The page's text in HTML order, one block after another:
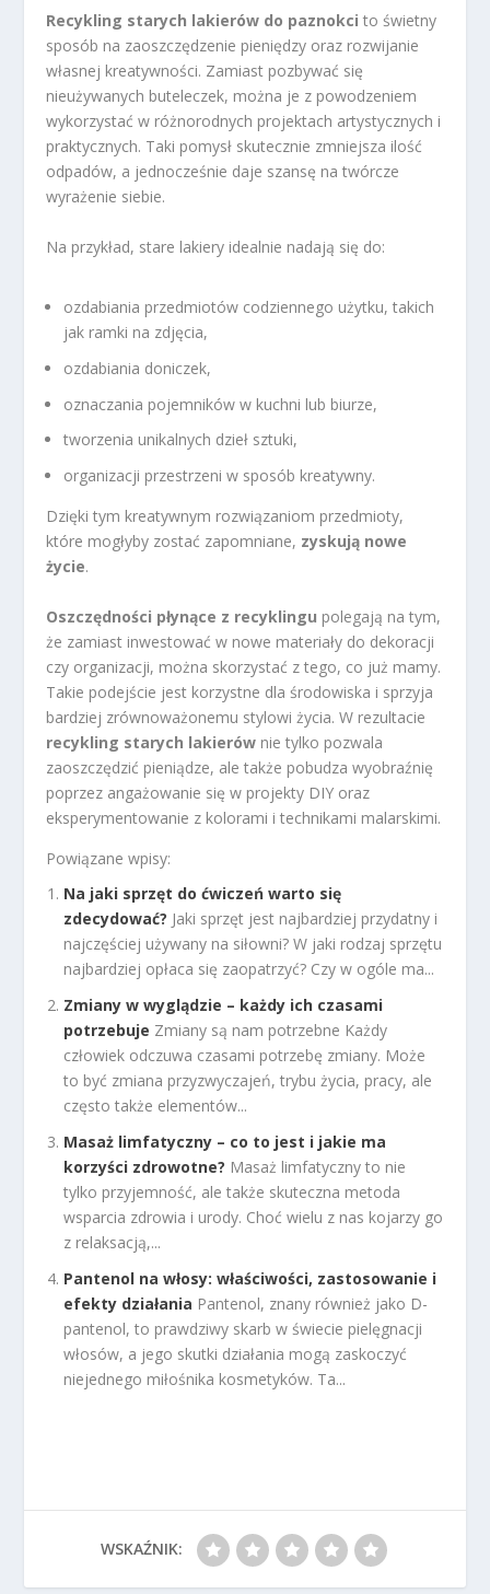
Recykling starych lakierów do paznokci to świetny
sposób na zaoszczędzenie pieniędzy oraz rozwijanie
własnej kreatywności. Zamiast pozbywać się
nieużywanych buteleczek, można je z powodzeniem
wykorzystać w różnorodnych projektach artystycznych i
praktycznych. Taki pomysł skutecznie zmniejsza ilość
odpadów, a jednocześnie daje szansę na twórcze
wyrażenie siebie.
Na przykład, stare lakiery idealnie nadają się do:
ozdabiania przedmiotów codziennego użytku, takich
jak ramki na zdjęcia,
ozdabiania doniczek,
oznaczania pojemników w kuchni lub biurze,
tworzenia unikalnych dzieł sztuki,
organizacji przestrzeni w sposób kreatywny.
Dzięki tym kreatywnym rozwiązaniom przedmioty,
które mogłyby zostać zapomniane, zyskują nowe
życie.
Oszczędności płynące z recyklingu polegają na tym,
że zamiast inwestować w nowe materiały do dekoracji
czy organizacji, można skorzystać z tego, co już mamy.
Takie podejście jest korzystne dla środowiska i sprzyja
bardziej zrównoważonemu stylowi życia. W rezultacie
recykling starych lakierów nie tylko pozwala
zaoszczędzić pieniądze, ale także pobudza wyobraźnię
poprzez angażowanie się w projekty DIY oraz
eksperymentowanie z kolorami i technikami malarskimi.
Powiązane wpisy:
Na jaki sprzęt do ćwiczeń warto się
zdecydować? Jaki sprzęt jest najbardziej przydatny i
najczęściej używany na siłowni? W jaki rodzaj sprzętu
najbardziej opłaca się zaopatrzyć? Czy w ogóle ma...
Zmiany w wyglądzie – każdy ich czasami
potrzebuje Zmiany są nam potrzebne Każdy
człowiek odczuwa czasami potrzebę zmiany. Może
to być zmiana przyzwyczajeń, trybu życia, pracy, ale
często także elementów...
Masaż limfatyczny – co to jest i jakie ma
korzyści zdrowotne? Masaż limfatyczny to nie
tylko przyjemność, ale także skuteczna metoda
wsparcia zdrowia i urody. Choć wielu z nas kojarzy go
z relaksacją,...
Pantenol na włosy: właściwości, zastosowanie i
efekty działania Pantenol, znany również jako D-
pantenol, to prawdziwy skarb w świecie pielęgnacji
włosów, a jego skutki działania mogą zaskoczyć
niejednego miłośnika kosmetyków. Ta...
WSKAŹNIK: